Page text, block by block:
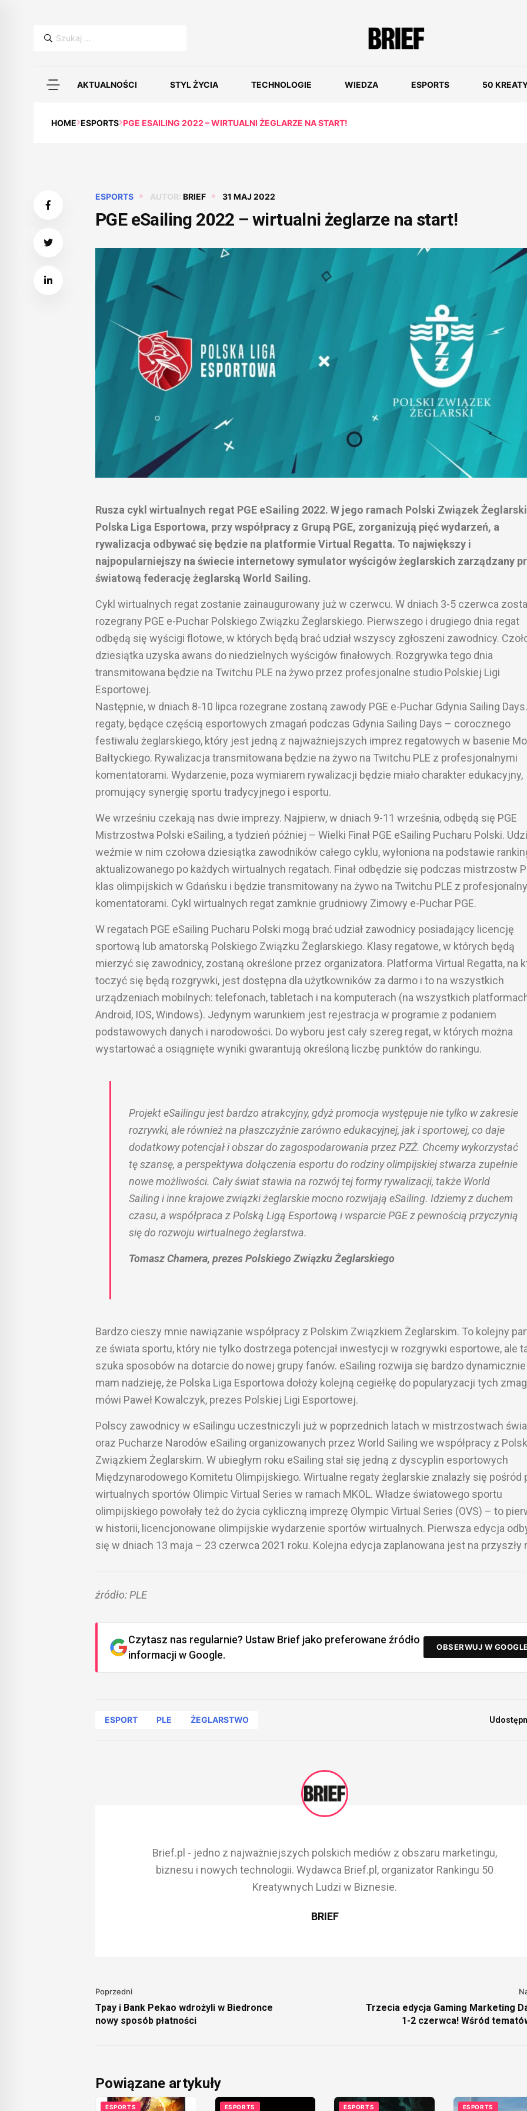
Szukaj:
AKTUALNOŚCI STYL ŻYCIA TECHNOLOGIE WIEDZA ESPORTS 50
HOME ESPORTS PGE ESAILING 2022 – WIRTUALNI ŻEGLARZE NA START!
ESPORTS AUTOR: BRIEF 31 MAJ 2022
PGE eSailing 2022 – wirtualni żeglarze na start!
Rusza cykl wirtualnych regat PGE eSailing 2022. W jego ramach Polski Związek
Polska Liga Esportowa, przy współpracy z Grupą PGE, zorganizują pięć wydarzeń, a
rywalizacja odbywać się będzie na platformie Virtual Regatta. To największy i
najpopularniejszy na świecie internetowy symulator wyścigów żeglarskich zarządzany
światową federację żeglarską World Sailing.
Cykl wirtualnych regat zostanie zainaugurowany już w czerwcu. W dniach 3-5 czerwca
rozegrany PGE e-Puchar Polskiego Związku Żeglarskiego. Pierwszego i drugiego dnia regat
odbędą się wyścigi flotowe, w których będą brać udział wszyscy zgłoszeni zawodnicy.
dziesiątka uzyska awans do niedzielnych wyścigów finałowych. Rozgrywka tego dnia
transmitowana będzie na Twitchu PLE na żywo przez profesjonalne studio Polskiej Ligi
Esportowej.
Następnie, w dniach 8-10 lipca rozegrane zostaną zawody PGE e-Puchar Gdynia Sailing
regaty, będące częścią esportowych zmagań podczas Gdynia Sailing Days – corocznego
festiwalu żeglarskiego, który jest jedną z najważniejszych imprez regatowych w basenie
Bałtyckiego. Rywalizacja transmitowana będzie na żywo na Twitchu PLE z profesjonalnymi
komentatorami. Wydarzenie, poza wymiarem rywalizacji będzie miało charakter edukacyjny,
promujący synergię sportu tradycyjnego i esportu.
We wrześniu czekają nas dwie imprezy. Najpierw, w dniach 9-11 września, odbędą się PGE
Mistrzostwa Polski eSailing, a tydzień później – Wielki Finał PGE eSailing Pucharu Polski.
weźmie w nim czołowa dziesiątka zawodników całego cyklu, wyłoniona na podstawie
aktualizowanego po każdych wirtualnych regatach. Finał odbędzie się podczas mistrzostw
klas olimpijskich w Gdańsku i będzie transmitowany na żywo na Twitchu PLE z
komentatorami. Cykl wirtualnych regat zamknie grudniowy Zimowy e-Puchar PGE.
W regatach PGE eSailing Pucharu Polski mogą brać udział zawodnicy posiadający licencję
sportową lub amatorską Polskiego Związku Żeglarskiego. Klasy regatowe, w których będą
mierzyć się zawodnicy, zostaną określone przez organizatora. Platforma Virtual Regatta, na
toczyć się będą rozgrywki, jest dostępna dla użytkowników za darmo i to na wszystkich
urządzeniach mobilnych: telefonach, tabletach i na komputerach (na wszystkich
Android, IOS, Windows). Jedynym warunkiem jest rejestracja w programie z podaniem
podstawowych danych i narodowości. Do wyboru jest cały szereg regat, w których można
wystartować a osiągnięte wyniki gwarantują określoną liczbę punktów do rankingu.
Projekt eSailingu jest bardzo atrakcyjny, gdyż promocja występuje nie tylko w zakresie
rozrywki, ale również na płaszczyźnie zarówno edukacyjnej, jak i sportowej, co daje
dodatkowy potencjał i obszar do zagospodarowania przez PZŻ. Chcemy wykorzystać
tę szansę, a perspektywa dołączenia esportu do rodziny olimpijskiej stwarza zupełnie
nowe możliwości. Cały świat stawia na rozwój tej formy rywalizacji, także World
Sailing i inne krajowe związki żeglarskie mocno rozwijają eSailing. Idziemy z duchem
czasu, a współpraca z Polską Ligą Esportową i wsparcie PGE z pewnością przyczynią
się do rozwoju wirtualnego żeglarstwa.
Tomasz Chamera, prezes Polskiego Związku Żeglarskiego
Bardzo cieszy mnie nawiązanie współpracy z Polskim Związkiem Żeglarskim. To kolejny
ze świata sportu, który nie tylko dostrzega potencjał inwestycji w rozgrywki esportowe, ale
szuka sposobów na dotarcie do nowej grupy fanów. eSailing rozwija się bardzo
mam nadzieję, że Polska Liga Esportowa dołoży kolejną cegiełkę do popularyzacji tych
mówi Paweł Kowalczyk, prezes Polskiej Ligi Esportowej.
Polscy zawodnicy w eSailingu uczestniczyli już w poprzednich latach w mistrzostwach
oraz Pucharze Narodów eSailing organizowanych przez World Sailing we współpracy z
Związkiem Żeglarskim. W ubiegłym roku eSailing stał się jedną z dyscyplin esportowych
Międzynarodowego Komitetu Olimpijskiego. Wirtualne regaty żeglarskie znalazły się pośród
wirtualnych sportów Olimpic Virtual Series w ramach MKOL. Władze światowego sportu
olimpijskiego powołały też do życia cykliczną imprezę Olympic Virtual Series (OVS) – to
w historii, licencjonowane olimpijskie wydarzenie sportów wirtualnych. Pierwsza edycja
się w dniach 13 maja – 23 czerwca 2021 roku. Kolejna edycja zaplanowana jest na przyszły
źródło: PLE
Czytasz nas regularnie? Ustaw Brief jako preferowane źródło
informacji w Google.
OBSERWUJ W
ESPORT PLE ŻEGLARSTWO
Brief.pl - jedno z najważniejszych polskich mediów z obszaru marketingu,
biznesu i nowych technologii. Wydawca Brief.pl, organizator Rankingu 50
Kreatywnych Ludzi w Biznesie.
BRIEF
Poprzedni
Tpay i Bank Pekao wdrożyli w Biedronce
nowy sposób płatności
Trzecia edycja Gaming Marketing
1-2 czerwca! Wśród
Powiązane artykuły
ESPORTS ESPORTS ESPORTS ESPORTS